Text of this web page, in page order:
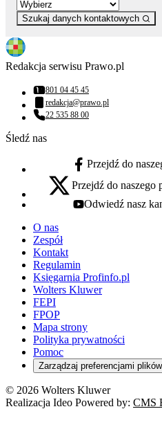
Szukaj danych kontaktowych
Redakcja serwisu Prawo.pl
Numer telefonu:
801 04 45 45
Adres email:
redakcja@prawo.pl
Numer telefonu:
22 535 88 00
Śledź nas
facebook - otwiera się w
Przejdź do
x - otwiera się w nowej karcie
Przejdź do
youtube - otwiera się w
Odwiedź nasz
O nas
Zespół
Kontakt
Regulamin
Księgarnia Profinfo.pl
Wolters Kluwer
FEPI
FPOP
Mapa strony
Polityka prywatności
Pomoc
Zarządzaj preferencjami
© 2026 Wolters Kluwer
Realizacja Ideo Powered by: CMS